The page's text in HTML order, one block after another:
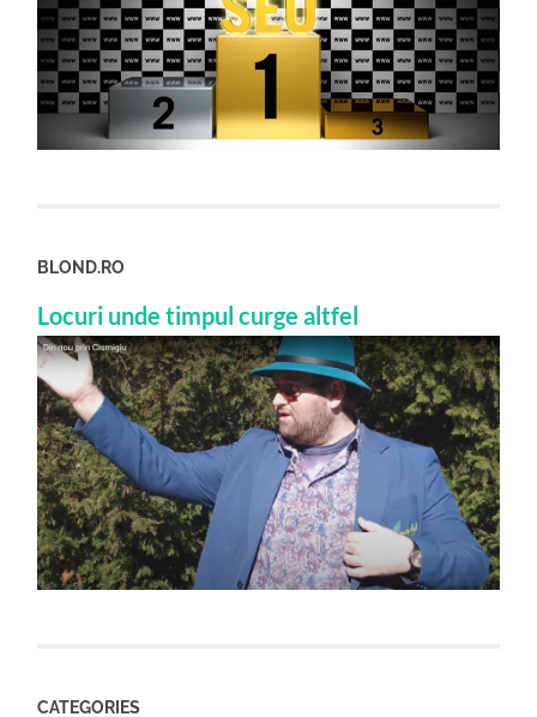
BLOND.RO
Locuri unde timpul curge altfel
CATEGORIES